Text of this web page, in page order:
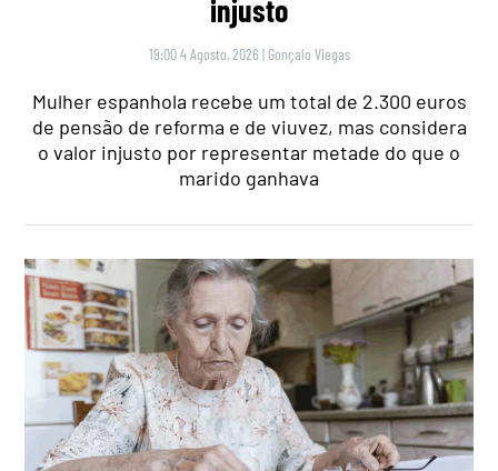
injusto
19:00 4 Agosto, 2026 | Gonçalo Viegas
Mulher espanhola recebe um total de 2.300 euros
de pensão de reforma e de viuvez, mas considera
o valor injusto por representar metade do que o
marido ganhava